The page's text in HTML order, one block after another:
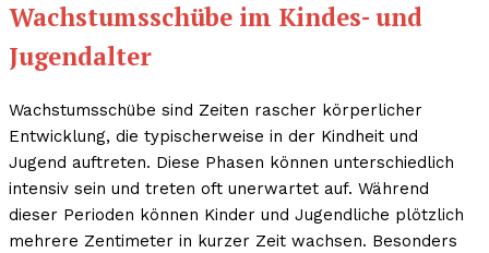
Wachstumsschübe im Kindes- und
Jugendalter
Wachstumsschübe sind Zeiten rascher körperlicher
Entwicklung, die typischerweise in der Kindheit und
Jugend auftreten. Diese Phasen können unterschiedlich
intensiv sein und treten oft unerwartet auf. Während
dieser Perioden können Kinder und Jugendliche plötzlich
mehrere Zentimeter in kurzer Zeit wachsen. Besonders